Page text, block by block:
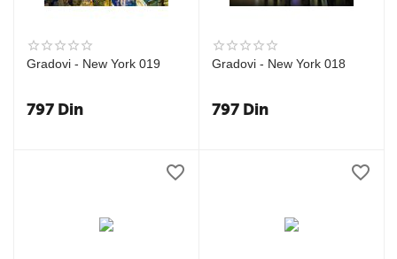
Gradovi - New York 019
797 Din
Gradovi - New York 018
797 Din